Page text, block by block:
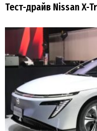
Тест-драйв Nissan X-